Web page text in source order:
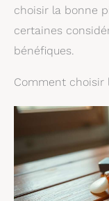
choisir la bonne
certaines
bénéfiques.
Comment choisir